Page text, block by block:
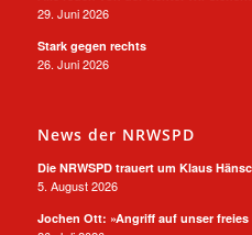
29. Juni 2026
Stark gegen rechts
26. Juni 2026
News der NRWSPD
Die NRWSPD trauert um Klaus
5. August 2026
Jochen Ott: »Angriff auf unser